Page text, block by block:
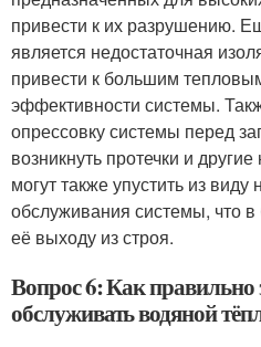
привести к их разрушению.
является недостаточная
привести к большим
эффективности системы.
опрессовку системы перед
возникнуть протечки и
могут также упустить из
обслуживания системы, что
её выходу из строя.
Вопрос 6: Как правильно
обслуживать водяной